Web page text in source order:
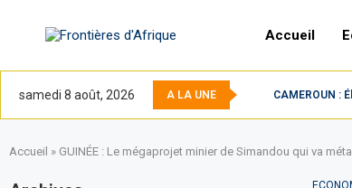
Accueil
samedi 8 août, 2026 A LA UNE CAMEROUN :
Accueil » GUINÉE : Le mégaprojet minier de Simandou qui va